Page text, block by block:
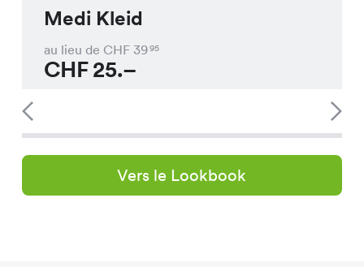
Medi Kleid
au lieu de CHF 3995
CHF25.–
Vers le Lookbook